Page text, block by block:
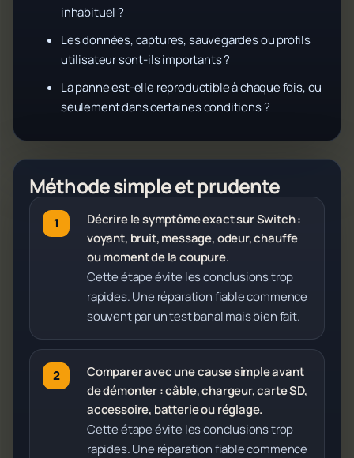
inhabituel ?
Les données, captures, sauvegardes ou profils
utilisateur sont-ils importants ?
La panne est-elle reproductible à chaque fois, ou
seulement dans certaines conditions ?
Méthode simple et prudente
Décrire le symptôme exact sur Switch :
voyant, bruit, message, odeur, chauffe
ou moment de la coupure.
Cette étape évite les conclusions trop
rapides. Une réparation fiable commence
souvent par un test banal mais bien fait.
Comparer avec une cause simple avant
de démonter : câble, chargeur, carte SD,
accessoire, batterie ou réglage.
Cette étape évite les conclusions trop
rapides. Une réparation fiable commence